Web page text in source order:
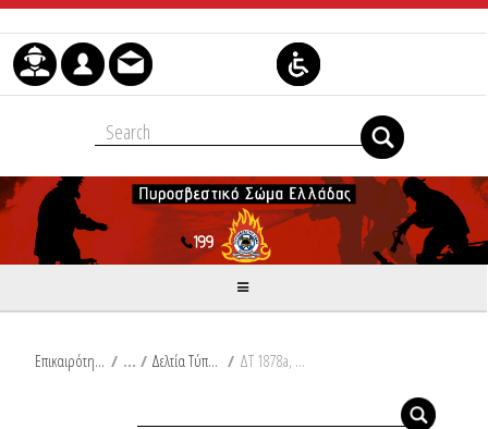
Μετάβαση στο περιεχόμενο
Επικαιρότητα / Δελτία Τύπου / ΔΤ 1878a, 29/01/2008, 11:30, Συμβάντα